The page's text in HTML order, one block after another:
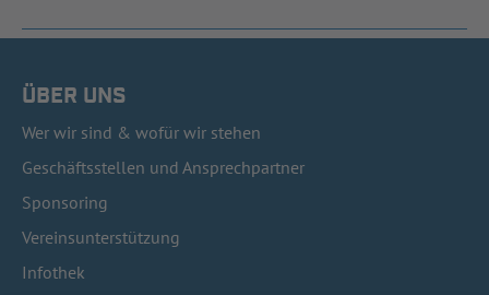
ÜBER UNS
Wer wir sind & wofür wir stehen
Geschäftsstellen und Ansprechpartner
Sponsoring
Vereinsunterstützung
Infothek